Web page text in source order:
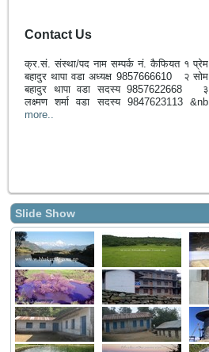
Contact Us
क्र.सं. संस्था/पद नाम सम्पर्क नं. कैफियत १ प्रेम
बहादुर थापा वडा अध्यक्ष 9857666610 २ सोम
बहादुर थापा वडा सदस्य 9857622668 ३
लक्ष्मण शर्मा वडा सदस्य 9847623113 &nb
more..
Slide Show